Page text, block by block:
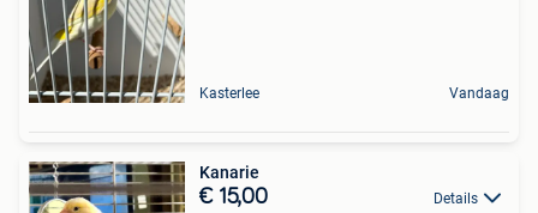
Kasterlee Vandaag
Kanarie
€ 15,00 Details